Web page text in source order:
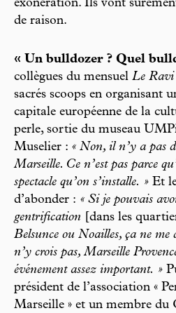
exonération. Ils vont
de raison.
« Un bulldozer ? Quel
collègues du mensuel Le Ravi
sacrés scoops en organisant
capitale européenne de la
perle, sortie du museau
Muselier : « Non, il n’y a pas
Marseille. Ce n’est pas parce
spectacle qu’on s’installe. » Et
d’abonder : « Si je pouvais
gentrification [dans les
Belsunce ou Noailles, ça ne
n’y crois pas, Marseille
événement assez important. »
président de l’association «
Marseille » et un membre du